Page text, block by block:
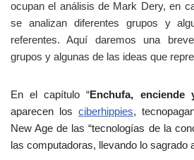
ocupan el análisis de Mark Dery, en
se analizan diferentes grupos y
referentes. Aquí daremos una
grupos y algunas de las ideas que
En el capítulo “Enchufa, enciende
aparecen los ciberhippies,
New Age de las “tecnologías de la
las computadoras, llevando lo sagrado